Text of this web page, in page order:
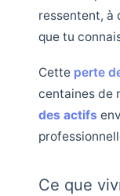
ressentent, à
que tu
Cette perte
centaines de
des actifs
Ce que